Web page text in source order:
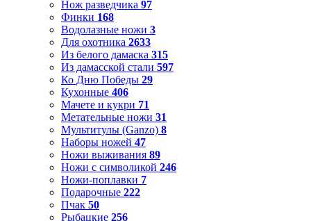
Нож разведчика 97
Финки 168
Водолазные ножи 3
Для охотника 2633
Из белого дамаска 315
Из дамасской стали 597
Ко Дню Победы 29
Кухонные 406
Мачете и кукри 71
Метательные ножи 31
Мультитулы (Ganzo) 8
Наборы ножей 47
Ножи выживания 89
Ножи с символикой 246
Ножи-поплавки 7
Подарочные 222
Пчак 50
Рыбацкие 256